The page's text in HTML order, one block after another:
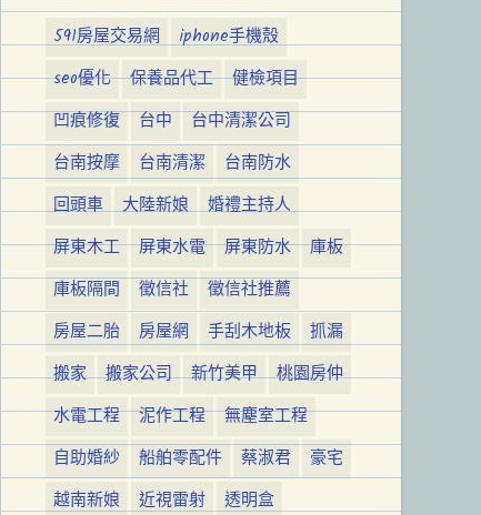
591房屋交易網
iphone手機殼
seo優化
保養品代工
健檢項目
凹痕修復
台中
台中清潔公司
台南按摩
台南清潔
台南防水
回頭車
大陸新娘
婚禮主持人
屏東木工
屏東水電 屏東防水
庫板
庫板隔間
徵信社
徵信社推薦
房屋二胎
房屋網 手刮木地板
抓漏
搬家
搬家公司 新竹美甲
桃園房仲
水電工程
泥作工程
無塵室工程
自助婚紗
船舶零配件 蔡淑君
豪宅
越南新娘
近視雷射
透明盒